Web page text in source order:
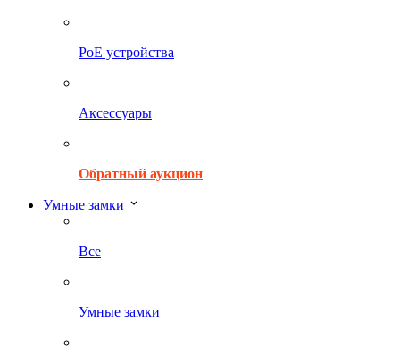
PoE устройства
Аксессуары
Обратный аукцион
Умные замки
Все
Умные замки